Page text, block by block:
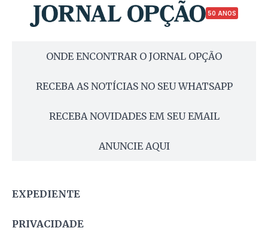
50 ANOS
ONDE ENCONTRAR O JORNAL OPÇÃO
RECEBA AS NOTÍCIAS NO SEU WHATSAPP
RECEBA NOVIDADES EM SEU EMAIL
ANUNCIE AQUI
EXPEDIENTE
PRIVACIDADE